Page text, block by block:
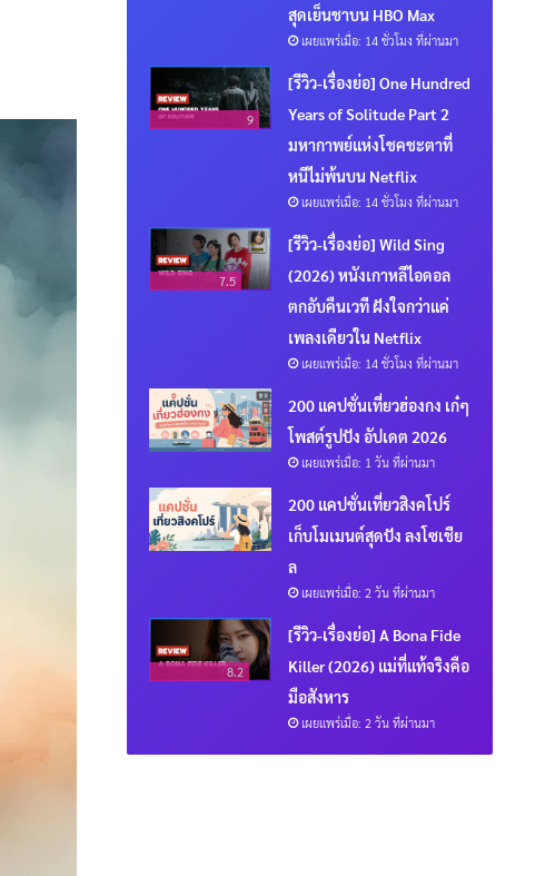
สุดเย็นชาบน HBO Max
เผยแพร่เมื่อ: 14 ชั่วโมง ที่ผ่านมา
9
[รีวิว-เรื่องย่อ] One Hundred
Years of Solitude Part 2
มหากาพย์แห่งโชคชะตาที่
หนีไม่พ้นบน Netflix
เผยแพร่เมื่อ: 14 ชั่วโมง ที่ผ่านมา
7.5
[รีวิว-เรื่องย่อ] Wild Sing
(2026) หนังเกาหลีไอดอล
ตกอับคืนเวที ฝังใจกว่าแค่
เพลงเดียวใน Netflix
เผยแพร่เมื่อ: 14 ชั่วโมง ที่ผ่านมา
200 แคปชั่นเที่ยวฮ่องกง เก๋ๆ
โพสต์รูปปัง อัปเดต 2026
เผยแพร่เมื่อ: 1 วัน ที่ผ่านมา
200 แคปชั่นเที่ยวสิงคโปร์
เก็บโมเมนต์สุดปัง ลงโซเชีย
ล
เผยแพร่เมื่อ: 2 วัน ที่ผ่านมา
8.2
[รีวิว-เรื่องย่อ] A Bona Fide
Killer (2026) แม่ที่แท้จริงคือ
มือสังหาร
เผยแพร่เมื่อ: 2 วัน ที่ผ่านมา